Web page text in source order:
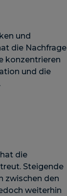
und
die Nachfrage
konzentrieren
und die
die
Steigende
zwischen den
weiterhin